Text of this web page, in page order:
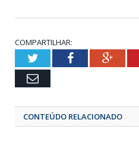
COMPARTILHAR:
Twitter
Email
CONTEÚDO RELACIONADO